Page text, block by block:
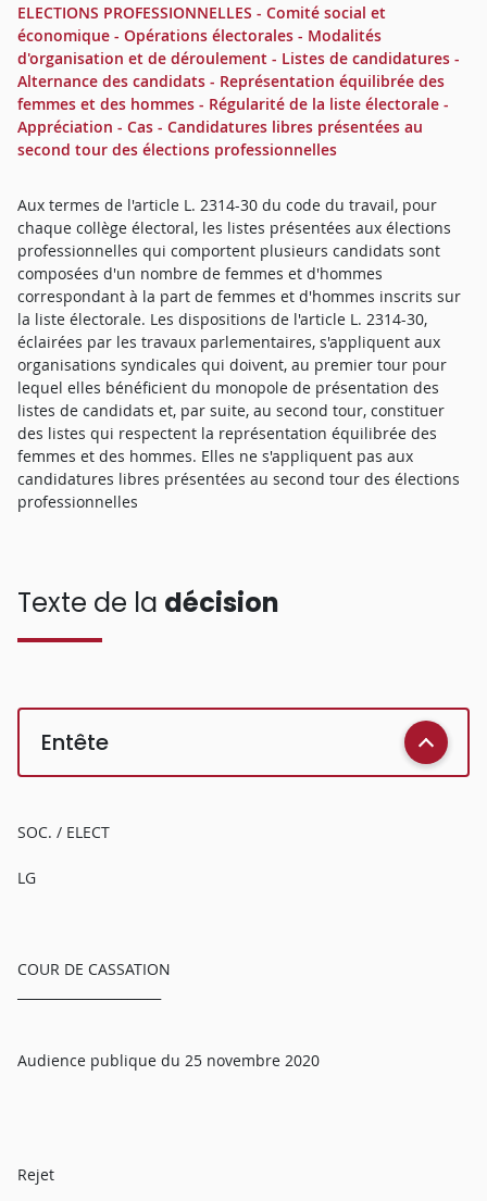
ELECTIONS PROFESSIONNELLES - Comité social et
économique - Opérations électorales - Modalités
d'organisation et de déroulement - Listes de candidatures -
Alternance des candidats - Représentation équilibrée des
femmes et des hommes - Régularité de la liste électorale -
Appréciation - Cas - Candidatures libres présentées au
second tour des élections professionnelles
Aux termes de l'article L. 2314-30 du code du travail, pour
chaque collège électoral, les listes présentées aux élections
professionnelles qui comportent plusieurs candidats sont
composées d'un nombre de femmes et d'hommes
correspondant à la part de femmes et d'hommes inscrits sur
la liste électorale. Les dispositions de l'article L. 2314-30,
éclairées par les travaux parlementaires, s'appliquent aux
organisations syndicales qui doivent, au premier tour pour
lequel elles bénéficient du monopole de présentation des
listes de candidats et, par suite, au second tour, constituer
des listes qui respectent la représentation équilibrée des
femmes et des hommes. Elles ne s'appliquent pas aux
candidatures libres présentées au second tour des élections
professionnelles
Texte de la décision
Entête
SOC. / ELECT
LG
COUR DE CASSATION
Audience publique du 25 novembre 2020
Rejet